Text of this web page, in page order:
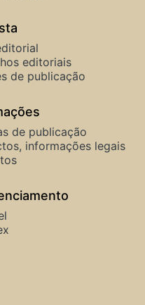
editoriais
de publicação
de publicação
informações legais